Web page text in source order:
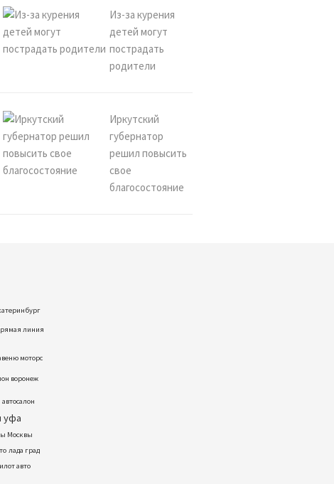
Из-за курения
детей могут
пострадать
родители
Иркутский
губернатор
решил повысить
свое
благосостояние
линия
моторс
воронеж
автосалон
уфа
Москвы
лада град
авто